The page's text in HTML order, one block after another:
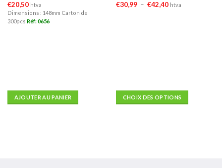
€20,50 htva
Dimensions : 148mm Carton de
300pcs Réf: 0656
AJOUTER AU PANIER
€30,99 – €42,40Plage
htva
CHOIX DES OPTIONS
Les